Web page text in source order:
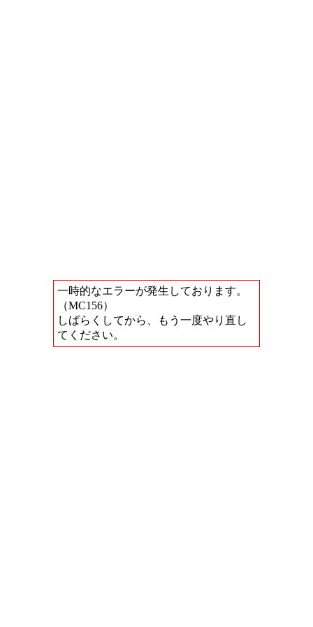
一時的なエラーが発生しております。
（MC156）
しばらくしてから、もう一度やり直し
てください。